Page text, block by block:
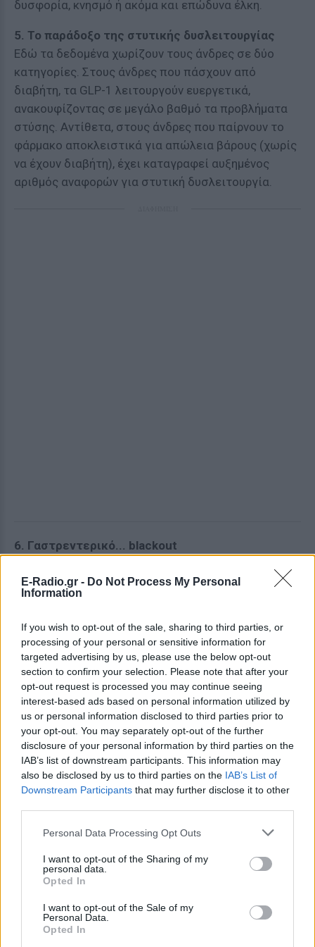
E-Radio.gr - Do Not Process My Personal
Information
If you wish to opt-out of the sale, sharing to third parties, or
processing of your personal or sensitive information for
targeted advertising by us, please use the below opt-out
section to confirm your selection. Please note that after your
opt-out request is processed you may continue seeing
interest-based ads based on personal information utilized by
us or personal information disclosed to third parties prior to
your opt-out. You may separately opt-out of the further
disclosure of your personal information by third parties on the
IAB’s list of downstream participants. This information may
also be disclosed by us to third parties on the IAB’s List of
Downstream Participants that may further disclose it to other
Personal Data Processing Opt Outs
I want to opt-out of the Sharing of my
personal data.
Opted In
I want to opt-out of the Sale of my
Personal Data.
Opted In
δυσφορία, κνησμό ή ακόμα και επώδυνα έλκη.
5. Το παράδοξο της στυτικής δυσλειτουργίας
Εδώ τα δεδομένα χωρίζουν τους άνδρες σε δύο
κατηγορίες. Στους άνδρες που πάσχουν από
διαβήτη, τα GLP-1 λειτουργούν ευεργετικά,
ανακουφίζοντας σε μεγάλο βαθμό τα προβλήματα
στύσης. Αντίθετα, στους άνδρες που παίρνουν το
φάρμακο αποκλειστικά για απώλεια βάρους (χωρίς
να έχουν διαβήτη), έχει καταγραφεί αυξημένος
αριθμός αναφορών για στυτική δυσλειτουργία.
6. Γαστρεντερικό... blackout
έχει εpωτική διάθεση όταν το σώμα του υποφέρει.
Τα GLP-1 λειτουργούν επιβραδύνοντας την κένωση
διαδικασία, όμως, συνοδεύεται συχνά από συνεχή
ναυτία, τυμπανισμό, στομαχική δυσφορία και έντονη
δυσκοιλιότητα — συμπτώματα που «σκοτώνουν»
άμεσα κάθε ρομαντική διάθεση.
Ούτε θαύμα, ούτε κατάρα
Τα φάρμακα κατά της παχυσαρκίας δεν πρέπει ούτε
να θεοποιούνται ούτε να δαιμονοποιούνται.
Αποτελούν ένα πανίσχυρο ιατρικό εργαλείο με
αποδεδειγμένα καρδιαγγειακά και μεταβολικά
κλειστή πόρτα της κρεβατοκάμαρας.
αρνητική αλλαγή στη λίμπιντο, τη στύση ή τον
οpγασμό δεν πρέπει να αντιμετωπίζεται με ταμπού,